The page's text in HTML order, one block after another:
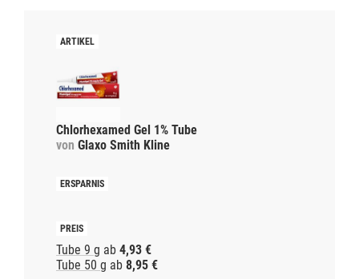
Chlorhexamed Gel 1% Tube
von Glaxo Smith Kline
Tube 9 g ab 4,93 €
Tube 50 g ab 8,95 €